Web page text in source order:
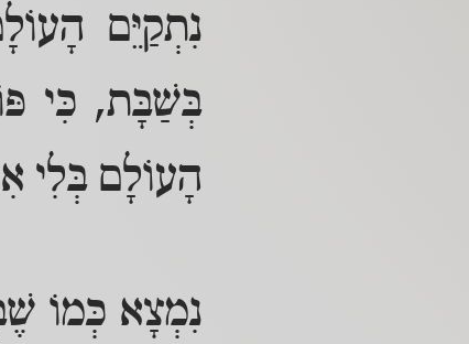
נִתְקַיֵּם
בְּשַׁבָּת, כִּי
הָעוֹלָם בְּלִי
נִמְצָא כְּמוֹ